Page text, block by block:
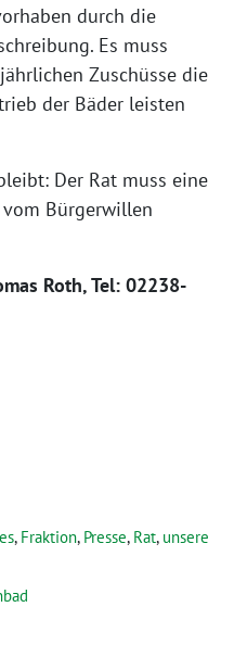
durch die
Es muss
Zuschüsse die
der Bäder leisten
Der Rat muss eine
Bürgerwillen
Roth, Tel: 02238-
, Fraktion, Presse, Rat, unsere